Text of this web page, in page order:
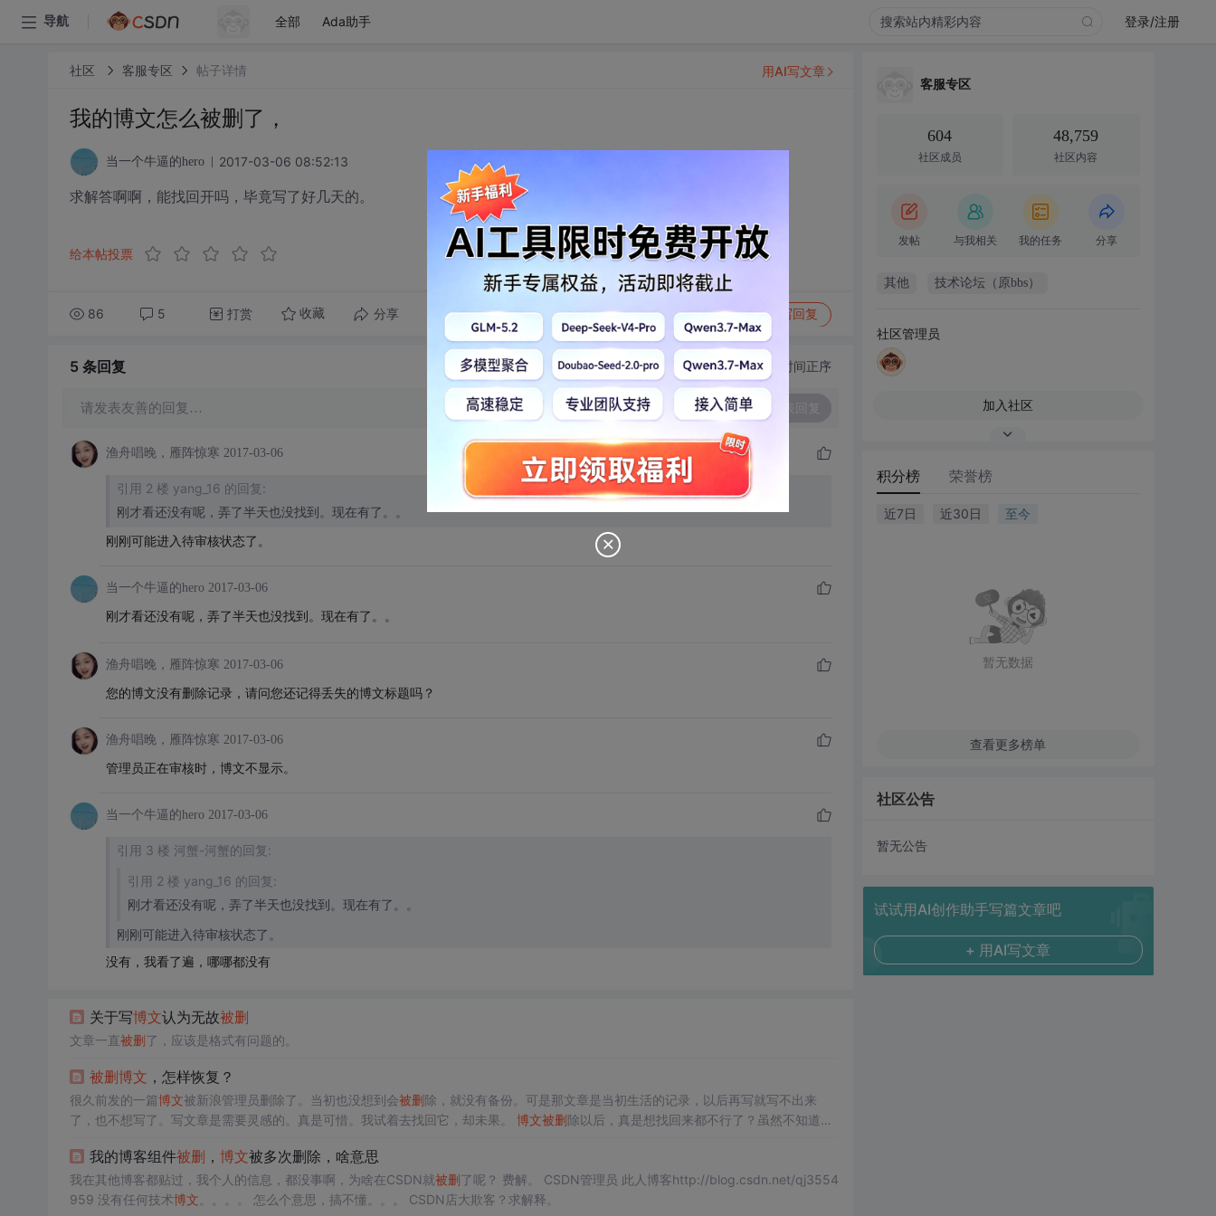
导航 全部 Ada助手 登录/注册
社区 客服专区 帖子详情
我的博文怎么被删了，
当一个牛逼的hero 2017-03-06 08:52:13
求解答啊啊，能找回开吗，毕竟写了好几天的。
给本帖投票
86 5 打赏 收藏 分享 转发到动态 举报 写回复
用AI写文章
5 条回复 切换为时间正序
请发表友善的回复…
渔舟唱晚，雁阵惊寒 2017-03-06
引用 2 楼 yang_16 的回复:
刚才看还没有呢，弄了半天也没找到。现在有了。。
刚刚可能进入待审核状态了。
当一个牛逼的hero 2017-03-06
刚才看还没有呢，弄了半天也没找到。现在有了。。
渔舟唱晚，雁阵惊寒 2017-03-06
您的博文没有删除记录，请问您还记得丢失的博文标题吗？
渔舟唱晚，雁阵惊寒 2017-03-06
管理员正在审核时，博文不显示。
当一个牛逼的hero 2017-03-06
引用 3 楼 河蟹-河蟹的回复:
引用 2 楼 yang_16 的回复:
刚才看还没有呢，弄了半天也没找到。现在有了。。
刚刚可能进入待审核状态了。
没有，我看了遍，哪哪都没有
关于写博文认为无故被删
文章一直被删了，应该是格式有问题的。
被删博文 ，怎样恢复？
很久前发的一篇博文被新浪管理员删除了。当初也没想到会被删除，就没有备份。可是那文章是当初生活的记录，以后再写就写不出来
了，也不想写了。写文章是需要灵感的。真是可惜。我试着去找回它，却未果。 博文被删除以后，真是想找回来都不行了？虽然不知道为
全尸呀！ 看来，以后写文章需要统
我的博客组件被删 ， 博文被多次删除，啥意思
我在其他博客都贴过，我个人的信息，都没事啊，为啥在CSDN就被删了呢？ 费解。 CSDN管理员 此人博客http://blog.csdn.net/qj3554
959 没有任何技术博文 。。。。 怎么个意思，搞不懂。。。 CSDN店大欺客？求解释。
客服专区
604
社区成员
48,759
社区内容
发帖 与我相关 我的任务 分享
其他 技术论坛（原bbs）
社区管理员
加入社区
积分榜 荣誉榜
近7日 近30日 至今
暂无数据
查看更多榜单
社区公告
暂无公告
试试用AI创作助手写篇文章吧
+ 用AI写文章